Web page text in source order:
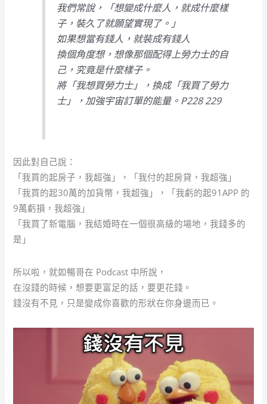
我們常說，「想變成什麼人，就成什麼樣
子，裝久了就願望實現了。」
如果想當有錢人，就裝成有錢人
換個角度想，想像那個配得上勞力士的自
己，究竟是什麼樣子。
將「我想買勞力士」，換成「我買了勞力
士」，加強宇宙訂單的能量。P228 229
因此對自己說：
「我買的起房子，我超強」，「我付的起房貸，我超強」
「我買的起30萬的加貨幣，我超強」，「我虧的起91APP 的
9萬虧損，我超強」
「我買了新電腦，我結婚時在一個很高級的場地，我錢多的
是」
所以啦，就如暢哥在 Podcast 中所說，
在沒錢的時候，想要更富足的話，要更花錢。
錢沒有不見，只是變成你喜歡的形狀在你身邊而已。